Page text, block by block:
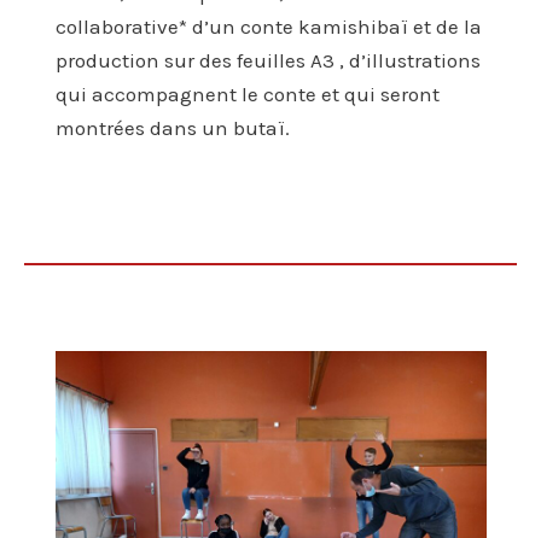
collaborative* d’un conte kamishibaï et de la
production sur des feuilles A3 , d’illustrations
qui accompagnent le conte et qui seront
montrées dans un butaï.